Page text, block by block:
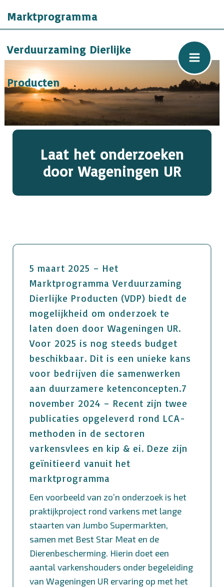
naar
de
Marktprogramma
Verduurzaming Dierlijke
Producten
Laat het onderzoeken
door Wageningen UR
5 maart 2025 – Het
Marktprogramma Verduurzaming
Dierlijke Producten (VDP) biedt de
mogelijkheid om onderzoek te
laten doen door Wageningen UR.
Voor 2025 is nog steeds budget
beschikbaar. Dit is een unieke kans
voor bedrijven die samenwerken
aan duurzamere ketenconcepten.7
november 2024 – Recent zijn twee
publicaties opgeleverd rond LCA-
methoden in de sectoren
varkensvlees en kip & ei. Deze zijn
geïnitieerd vanuit het
marktprogramma
Een voorbeeld van zo’n onderzoek is het
praktijkproject rond varkens met lange
staarten van Jumbo Supermarkten,
samen met Best Star Meat en de
Dierenbescherming. Hierin doet een
aantal varkenshouders onder begeleiding
van Wageningen UR ervaring op met het